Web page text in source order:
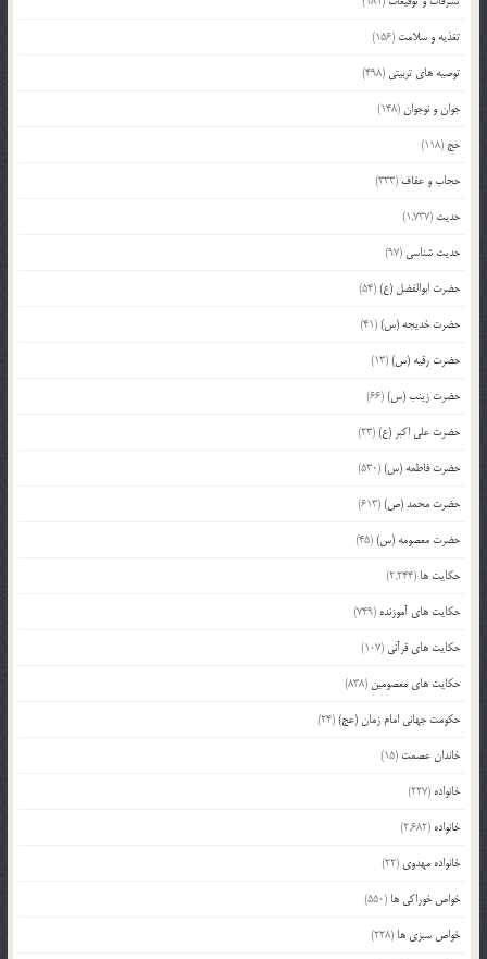
تغذیه و سلامت (156)
توصیه های تربیتی (498)
جوان و نوجوان(148)
حج (118)
حجاب و عفاف (333)
حدیث (1,737)
حدیث شناسی (97)
حضرت ابوالفضل (ع)(54)
حضرت خدیجه (س)(41)
حضرت رقیه (س)(13)
حضرت زینب (س)(66)
حضرت علی اکبر (ع)(23)
حضرت فاطمه (س)(530)
حضرت محمد (ص)(613)
حضرت معصومه (س)(45)
حکایت ها (2,244)
حکایت های آموزنده (749)
حکایت های قرآنی (107)
حکایت های معصومین (838)
حکومت جهانی امام زمان (عج)(24)
خاندان عصمت (15)
خانواده (227)
خانواده (2,682)
خانواده مهدوی (22)
خواص خوراکی ها (550)
خواص سبزی ها (228)